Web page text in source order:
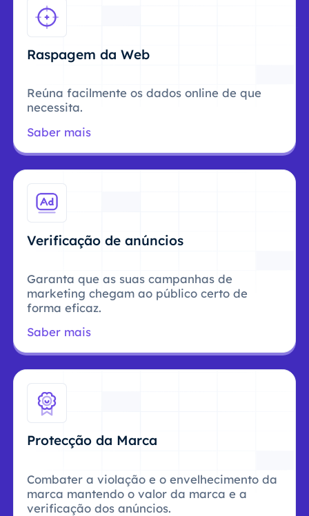
Raspagem da Web
Reúna facilmente os dados online de que
necessita.
Saber mais
Verificação de anúncios
Garanta que as suas campanhas de
marketing chegam ao público certo de
forma eficaz.
Saber mais
Protecção da Marca
Combater a violação e o envelhecimento da
marca mantendo o valor da marca e a
verificação dos anúncios.